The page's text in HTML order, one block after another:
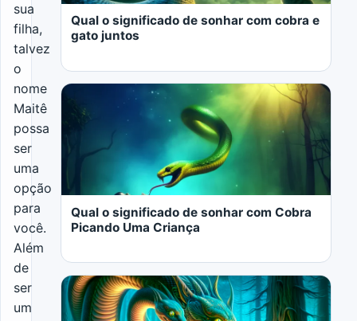
sua
filha,
talvez
o
nome
Maitê
possa
ser
uma
opção
para
você.
Além
de
ser
um
Qual o significado de sonhar com cobra e
gato juntos
Qual o significado de sonhar com Cobra
Picando Uma Criança